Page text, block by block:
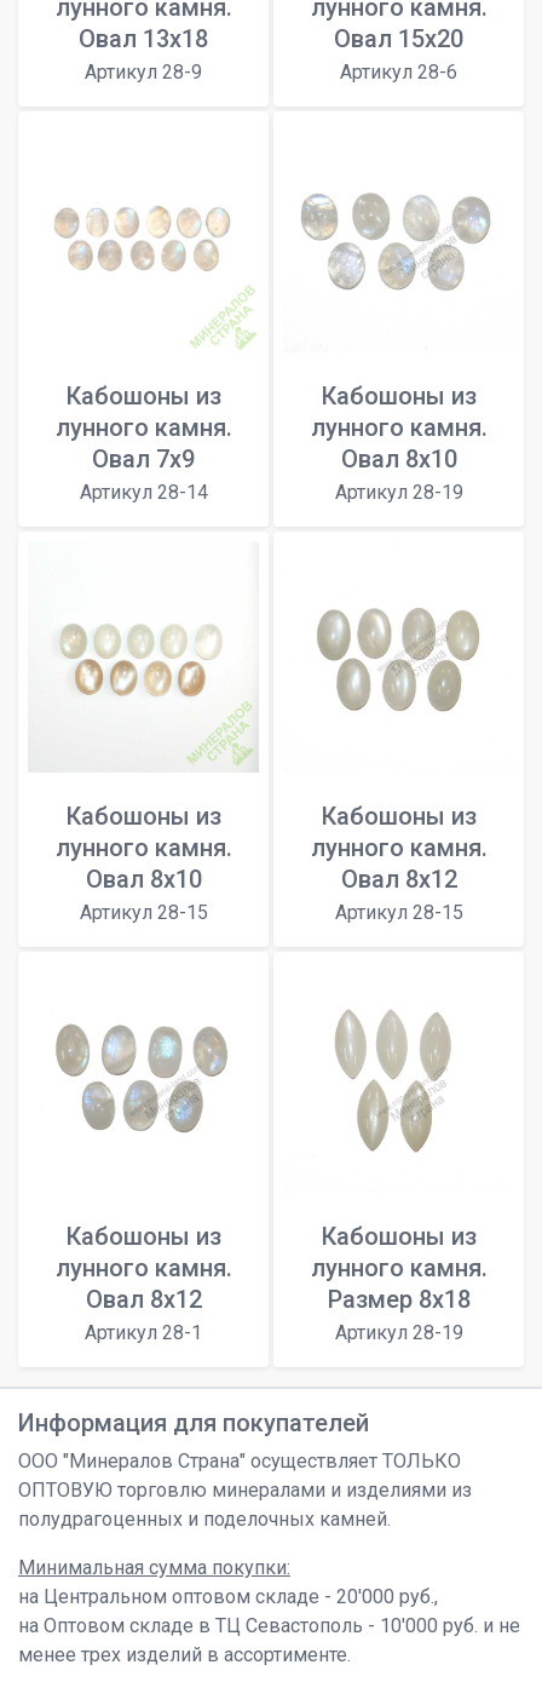
лунного камня.
Овал 13х18
Артикул 28-9
лунного камня.
Овал 15х20
Артикул 28-6
Кабошоны из
лунного камня.
Овал 7х9
Артикул 28-14
Кабошоны из
лунного камня.
Овал 8х10
Артикул 28-19
Кабошоны из
лунного камня.
Овал 8х10
Артикул 28-15
Кабошоны из
лунного камня.
Овал 8х12
Артикул 28-15
Кабошоны из
лунного камня.
Овал 8х12
Артикул 28-1
Кабошоны из
лунного камня.
Размер 8х18
Артикул 28-19
Информация для покупателей
ООО "Минералов Страна" осуществляет ТОЛЬКО
ОПТОВУЮ торговлю минералами и изделиями из
полудрагоценных и поделочных камней.
Минимальная сумма покупки:
на Центральном оптовом складе - 20'000 руб.,
на Оптовом складе в ТЦ Севастополь - 10'000 руб. и не
менее трех изделий в ассортименте.